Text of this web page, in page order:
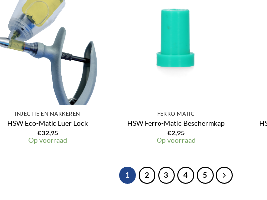
INJECTIE EN MARKEREN
HSW Eco-Matic Luer Lock
€32,95
Op voorraad
FERRO MATIC
HSW Ferro-Matic Beschermkap
€2,95
Op voorraad
1 2 3 4 5